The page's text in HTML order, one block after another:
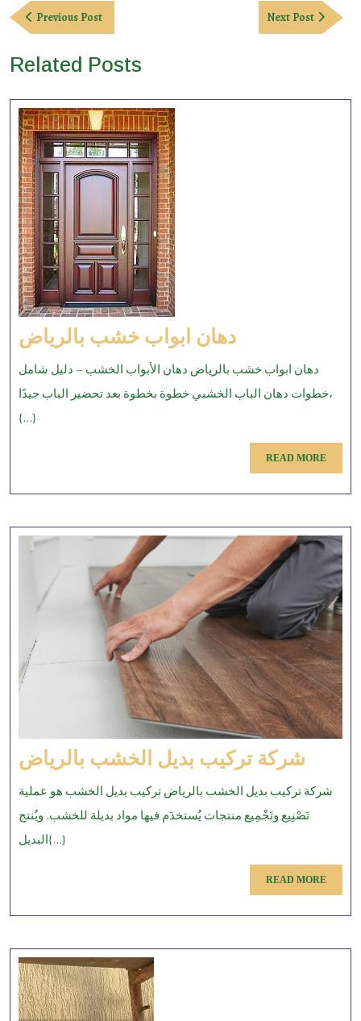
Post
navigation
Previous PostPrevious
Post
Next Post
Next
Post
Related Posts
دهان ابواب خشب بالرياضدهان
ابواب
خشب
بالرياض
دهان ابواب خشب بالرياض دهان الأبواب الخشب – دليل شامل
خطوات دهان الباب الخشبي خطوة بخطوة بعد تحضير الباب جيدًا،
{...}
READ MOREREAD
MORE
شركة تركيب بديل الخشب بالرياض
تركيب
بديل
شركة تركيب بديل الخشب بالرياض تركيب بديل الخشب هو عملية
تَصْنِيع وتَجْمِيع منتجات يُستخدَم فيها مواد بديلة للخشب. ويُنتج
البديل{...}
READ MOREREAD
MORE